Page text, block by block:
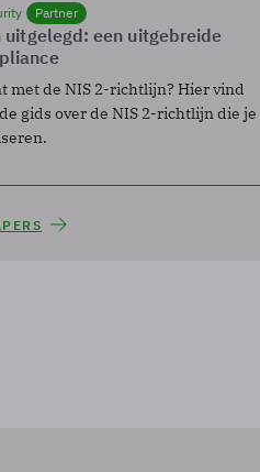
Partner
een uitgebreide
met de NIS 2-richtlijn? Hier vind
gids over de NIS 2-richtlijn die je